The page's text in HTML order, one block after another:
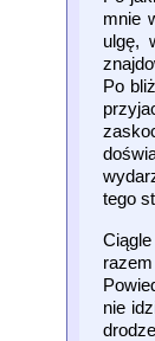
mnie
ulgę,
Po
tego
nie